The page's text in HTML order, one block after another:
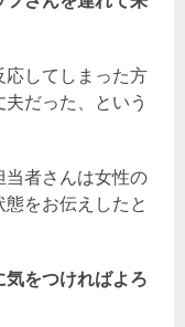
応してしまった方
だった、という
当者さんは女性の
をお伝えしたと
気をつければよろ